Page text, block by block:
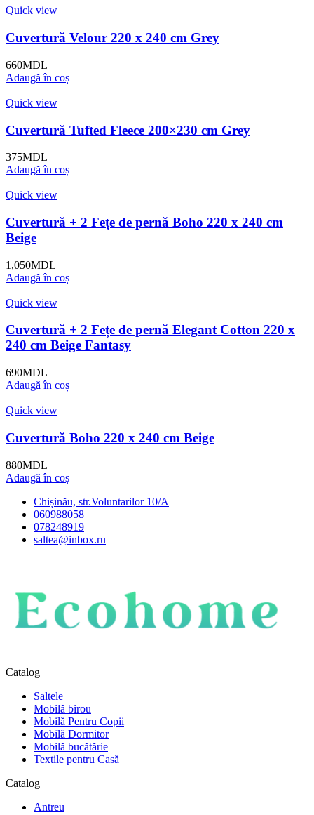
Quick view
Cuvertură Velour 220 x 240 cm Grey
660MDL
Adaugă în coș
Quick view
Cuvertură Tufted Fleece 200×230 cm Grey
375MDL
Adaugă în coș
Quick view
Cuvertură + 2 Fețe de pernă Boho 220 x 240 cm
Beige
1,050MDL
Adaugă în coș
Quick view
Cuvertură + 2 Fețe de pernă Elegant Cotton 220 x
240 cm Beige Fantasy
690MDL
Adaugă în coș
Quick view
Cuvertură Boho 220 x 240 cm Beige
880MDL
Adaugă în coș
Chișinău, str.Voluntarilor 10/A
060988058
078248919
saltea@inbox.ru
Catalog
Saltele
Mobilă birou
Mobilă Pentru Copii
Mobilă Dormitor
Mobilă bucătărie
Textile pentru Casă
Catalog
Antreu